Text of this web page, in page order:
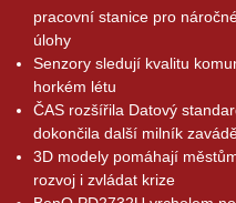
pracovní stanice pro
úlohy
Senzory sledují kvalitu
horkém létu
ČAS rozšířila Datový
dokončila další milník
3D modely pomáhají
rozvoj i zvládat krize